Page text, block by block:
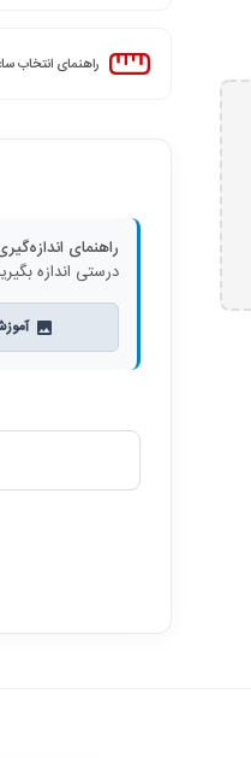
راهنمای انتخاب
راهنمای
درستی اندازه